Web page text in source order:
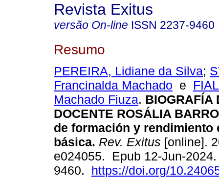
Revista Exitus
versão On-line ISSN 2237-9460
Resumo
PEREIRA, Lidiane da Silva;
Francinalda Machado e
Machado Fiuza. BIOGRAFÍA
DOCENTE ROSÁLIA
de formación y rendimiento
básica. Rev. Exitus [online].
e024055. Epub 12-Jun-
9460. https://doi.org/